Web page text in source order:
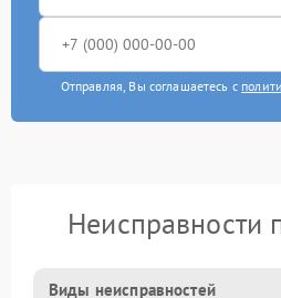
Отправляя, Вы соглашаетесь с
Неисправности
Виды неисправностей